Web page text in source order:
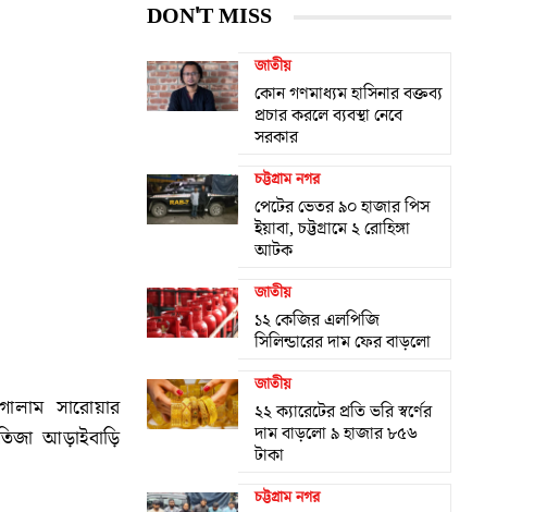
সারোয়ার
আড়াইবাড়ি
DON'T MISS
জাতীয়
কোন গণমাধ্যম হাসিনার বক্তব্য
প্রচার করলে ব্যবস্থা নেবে
সরকার
চট্টগ্রাম নগর
পেটের ভেতর ৯০ হাজার পিস
ইয়াবা, চট্টগ্রামে ২ রোহিঙ্গা
আটক
জাতীয়
১২ কেজির এলপিজি
সিলিন্ডারের দাম ফের বাড়লো
জাতীয়
২২ ক্যারেটের প্রতি ভরি স্বর্ণের
দাম বাড়লো ৯ হাজার ৮৫৬
টাকা
চট্টগ্রাম নগর